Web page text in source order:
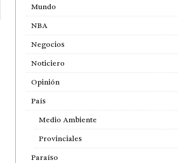
Mundo
NBA
Negocios
Noticiero
Opinión
País
Medio Ambiente
Provinciales
Paraíso